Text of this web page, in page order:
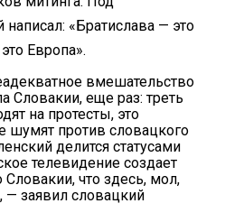
«Братислава — это
Европа».
вмешательство
Словакии, еще раз: треть
на протесты, это
шумят против словацкого
делится статусами
телевидение создает
Словакии, что здесь, мол,
— заявил словацкий